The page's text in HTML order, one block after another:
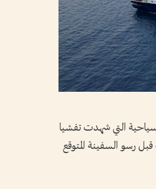
‌التي ​شهدت تفشيا
رسو السفينة المتوقع